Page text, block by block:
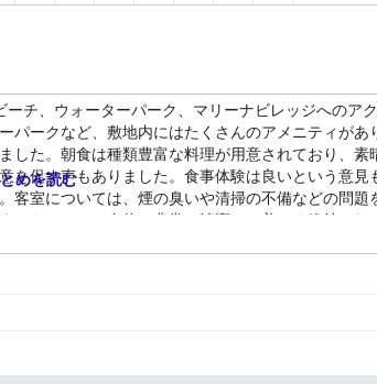
チ、ウォーターパーク、マリーナビレッジへのア
ークなど、敷地内にはたくさんのアメニティがあ
た。朝食は種類豊富な料理が用意されており、素
促す声もありました。食事体験は良いという意見
室については、煙の臭いや清掃の不備などの問題
た。ホテル自体は非常に清潔で、美しく維持され
で、スタッフの親切で協力的である点を称賛する
す。カジノとウォーターパークもゲストから高く
する豪華で美しいリゾートですが、非常に高価で
めを読む